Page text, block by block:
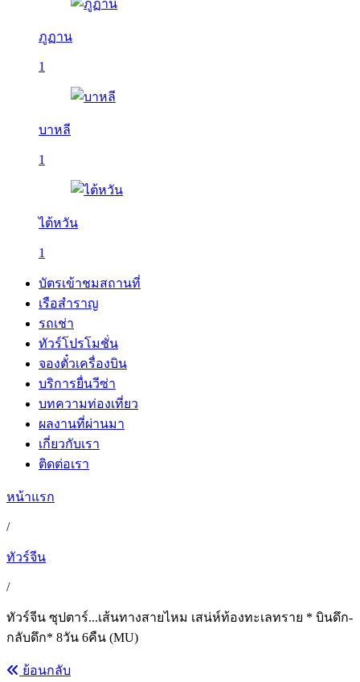
ภูฏาน
1
บาหลี
1
ไต้หวัน
1
บัตรเข้าชมสถานที่
เรือสำราญ
รถเช่า
ทัวร์โปรโมชั่น
จองตั๋วเครื่องบิน
บริการยื่นวีซ่า
บทความท่องเที่ยว
ผลงานที่ผ่านมา
เกี่ยวกับเรา
ติดต่อเรา
หน้าแรก
/
ทัวร์จีน
/
ทัวร์จีน ซุปตาร์...เส้นทางสายไหม เสน่ห์ท้องทะเลทราย * บินดึก-
กลับดึก* 8วัน 6คืน (MU)
ย้อนกลับ